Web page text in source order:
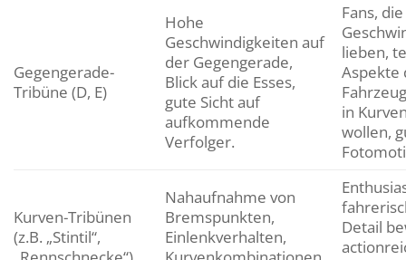
Gegengerade-
Tribüne (D, E)
Hohe
Geschwindigkeiten auf
der Gegengerade,
Blick auf die Esses,
gute Sicht auf
aufkommende
Verfolger.
Fans,
lieben,
Aspekte
in
wollen,
Kurven-Tribünen
(z.B. „Stintil“,
Nahaufnahme von
Bremspunkten,
Einlenkverhalten,
Detail